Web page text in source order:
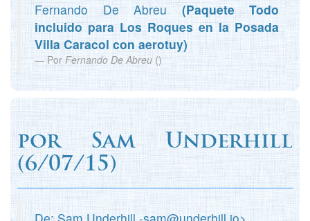
Fernando De Abreu (Paquete Todo
incluido para Los Roques en la Posada
Villa Caracol con aerotuy)
Por Fernando De Abreu ()
por Sam Underhill
(6/07/15)